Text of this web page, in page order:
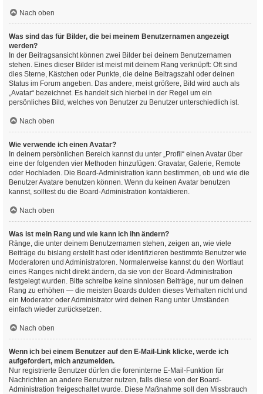
Nach oben
Was sind das für Bilder, die bei meinem Benutzernamen angezeigt
werden?
In der Beitragsansicht können zwei Bilder bei deinem Benutzernamen
stehen. Eines dieser Bilder ist meist mit deinem Rang verknüpft: Oft sind
dies Sterne, Kästchen oder Punkte, die deine Beitragszahl oder deinen
Status im Forum angeben. Das andere, meist größere, Bild wird auch als
„Avatar“ bezeichnet. Es handelt sich hierbei in der Regel um ein
persönliches Bild, welches von Benutzer zu Benutzer unterschiedlich ist.
Nach oben
Wie verwende ich einen Avatar?
In deinem persönlichen Bereich kannst du unter „Profil“ einen Avatar über
eine der folgenden vier Methoden hinzufügen: Gravatar, Galerie, Remote
oder Hochladen. Die Board-Administration kann bestimmen, ob und wie die
Benutzer Avatare benutzen können. Wenn du keinen Avatar benutzen
kannst, solltest du die Board-Administration kontaktieren.
Nach oben
Was ist mein Rang und wie kann ich ihn ändern?
Ränge, die unter deinem Benutzernamen stehen, zeigen an, wie viele
Beiträge du bislang erstellt hast oder identifizieren bestimmte Benutzer wie
Moderatoren und Administratoren. Normalerweise kannst du den Wortlaut
eines Ranges nicht direkt ändern, da sie von der Board-Administration
festgelegt wurden. Bitte schreibe keine sinnlosen Beiträge, nur um deinen
Rang zu erhöhen — die meisten Boards dulden dieses Verhalten nicht und
ein Moderator oder Administrator wird deinen Rang unter Umständen
einfach wieder zurücksetzen.
Nach oben
Wenn ich bei einem Benutzer auf den E-Mail-Link klicke, werde ich
aufgefordert, mich anzumelden.
Nur registrierte Benutzer dürfen die foreninterne E-Mail-Funktion für
Nachrichten an andere Benutzer nutzen, falls diese von der Board-
Administration freigeschaltet wurde. Diese Maßnahme soll den Missbrauch